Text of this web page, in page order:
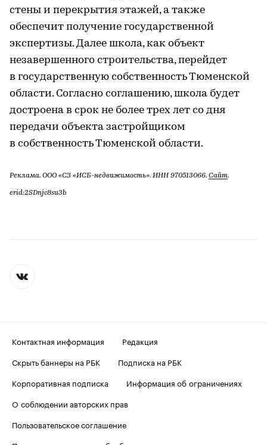
стены и перекрытия этажей, а также
обеспечит получение государственной
экспертизы. Далее школа, как объект
незавершенного строительства, перейдет
в государственную собственность Тюменской
области. Согласно соглашению, школа будет
достроена в срок не более трех лет со дня
передачи объекта застройщиком
в собственность Тюменской области.
Реклама. ООО «СЗ «ИСБ-недвижимость». ИНН 970513066. Сайт.
erid:2SDnjc8su3b
Контактная информация
Редакция
Скрыть баннеры на РБК
Подписка на РБК
Корпоративная подписка
Информация об ограничениях
О соблюдении авторских прав
Пользовательское соглашение